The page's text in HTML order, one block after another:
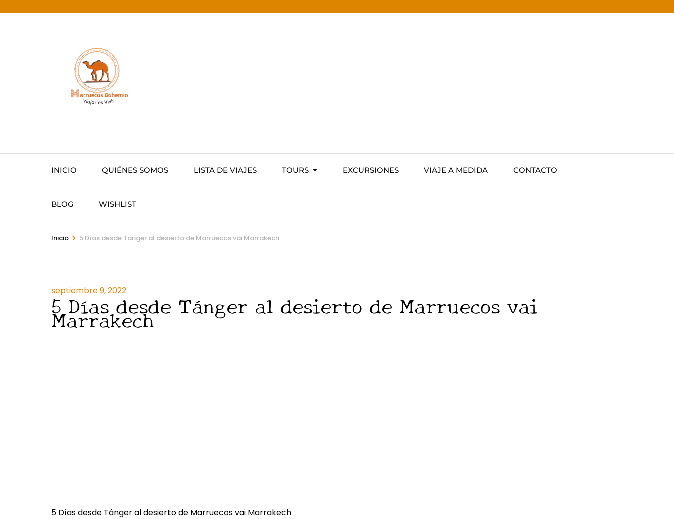
INICIO QUIÉNES SOMOS LISTA DE VIAJES TOURS EXCURSIONES VIAJE A MEDIDA CONTACTO
BLOG WISHLIST
Inicio > 5 Días desde Tánger al desierto de Marruecos vai Marrakech
septiembre 9, 2022
5 Días desde Tánger al desierto de Marruecos vai
Marrakech
5 Días desde Tánger al desierto de Marruecos vai Marrakech